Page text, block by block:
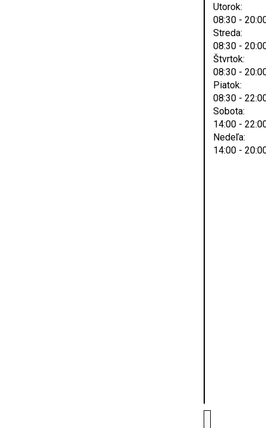
Utorok:
08:30 -
Streda:
08:30 -
Štvrtok:
08:30 -
Piatok:
08:30 -
Sobota:
14:00 -
Nedeľa:
14:00 -